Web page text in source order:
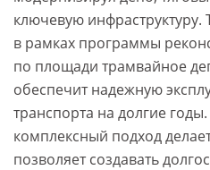
ключевую
в рамках программы
по площади трамвайное
обеспечит надежную
транспорта на долгие
комплексный подход
позволяет создавать